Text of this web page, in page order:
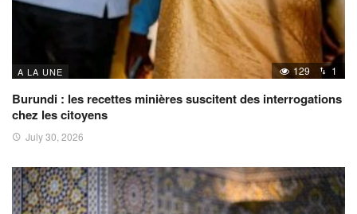
A LA UNE 129 1
Burundi : les recettes minières suscitent des interrogations
chez les citoyens
July 30, 2026